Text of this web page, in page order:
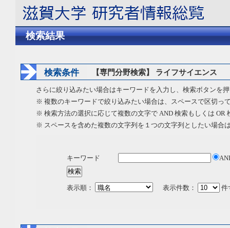
検索結果
検索条件 【専門分野検索】 ライフサイエンス
さらに絞り込みたい場合はキーワードを入力し、検索ボタンを
※ 複数のキーワードで絞り込みたい場合は、スペースで区切っ
※ 検索方法の選択に応じて複数の文字で AND 検索もしくは OR
※ スペースを含めた複数の文字列を１つの文字列としたい場合
キーワード
表示順： 表示件数： 件